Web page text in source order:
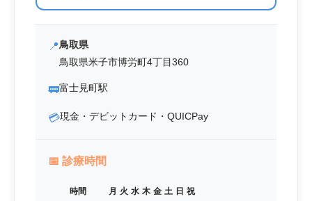
📍鳥取県
鳥取県米子市博労町4丁目360
🚃富士見町駅
💳現金・デビットカード・QUICPay
📅 診療時間
時間 月 火 水 木 金 土 日 祝